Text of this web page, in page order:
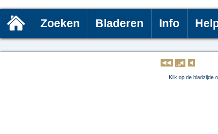
Zoeken Bladeren Info
Klik op de bladzijde